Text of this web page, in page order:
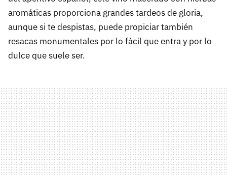
aromáticas proporciona grandes tardeos de gloria,
aunque si te despistas, puede propiciar también
resacas monumentales por lo fácil que entra y por lo
dulce que suele ser.